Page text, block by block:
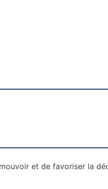
et de favoriser la